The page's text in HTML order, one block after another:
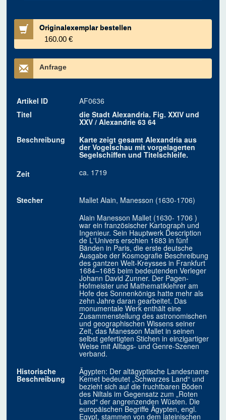
Originalexemplar bestellen
160.00 €
Anfrage
Artikel ID
AF0636
Titel
die Stadt Alexandria. Fig. XXIV und
XXV / Alexandrie 63 64
Beschreibung
Karte zeigt gesamt Alexandria aus
der Vogelschau mit vorgelagerten
Segelschiffen und Titelschleife.
Zeit
ca. 1719
Stecher
Mallet Alain, Manesson (1630-1706)
Alain Manesson Mallet (1630- 1706 )
war ein französischer Kartograph und
Ingenieur. Sein Hauptwerk Description
de L'Univers erschien 1683 in fünf
Bänden in Paris, die erste deutsche
Ausgabe der Kosmografie Beschreibung
des gantzen Welt-Kreysses in Frankfurt
1684–1685 beim bedeutenden Verleger
Johann David Zunner. Der Pagen-
Hofmeister und Mathematiklehrer am
Hofe des Sonnenkönigs hatte mehr als
zehn Jahre daran gearbeitet. Das
monumentale Werk enthält eine
Zusammenstellung des astronomischen
und geographischen Wissens seiner
Zeit, das Manesson Mallet in seinen
selbst gefertigten Stichen in einzigartiger
Weise mit Alltags- und Genre-Szenen
verband.
Historische
Beschreibung
Ägypten: Der altägyptische Landesname
Kemet bedeutet „Schwarzes Land“ und
bezieht sich auf die fruchtbaren Böden
des Niltals im Gegensatz zum „Roten
Land“ der angrenzenden Wüsten. Die
europäischen Begriffe Ägypten, engl.
Egypt, stammen von dem lateinischen